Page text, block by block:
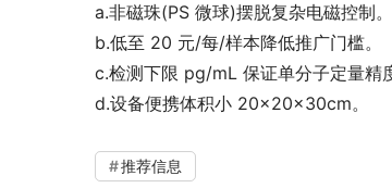
a.非磁珠(PS 微球)摆脱复杂电磁控制。
b.低至 20 元/每/样本降低推广门槛。
c.检测下限 pg/mL 保证单分子定量精
d.设备便携体积小 20×20×30cm。
推荐信息